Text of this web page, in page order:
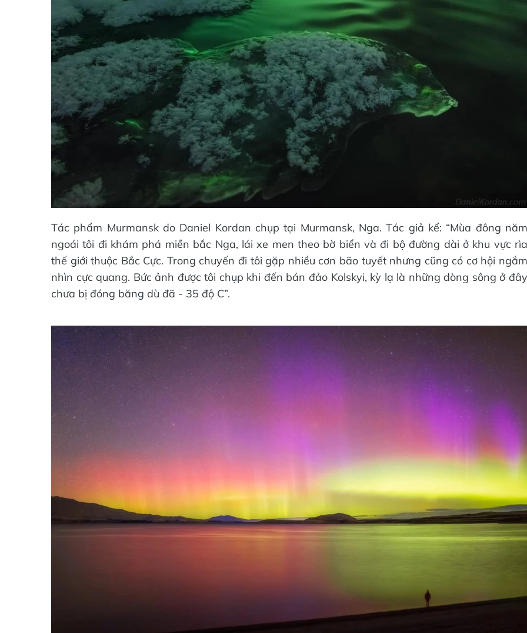
Tác phẩm Murmansk do Daniel Kordan chụp tại Murmansk, Nga. Tác giả kể: “Mùa đông năm
ngoái tôi đi khám phá miền bắc Nga, lái xe men theo bờ biển và đi bộ đường dài ở khu vực rìa
thế giới thuộc Bắc Cực. Trong chuyến đi tôi gặp nhiều cơn bão tuyết nhưng cũng có cơ hội ngắm
nhìn cực quang. Bức ảnh được tôi chụp khi đến bán đảo Kolskyi, kỳ lạ là những dòng sông ở đây
chưa bị đóng băng dù đã - 35 độ C”.